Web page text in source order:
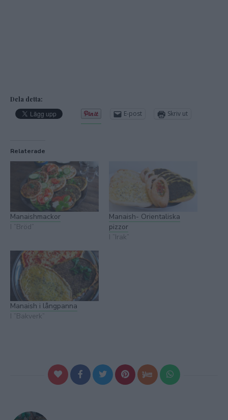
Dela detta:
E-post Skriv ut
Relaterade
Manaishmackor
I ”Bröd”
Manaish- Orientaliska
pizzor
I ”Irak”
Manaish i långpanna
I ”Bakverk”